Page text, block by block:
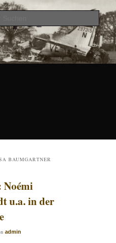
BAUMGARTNER
Noémi
u.a. in der
admin